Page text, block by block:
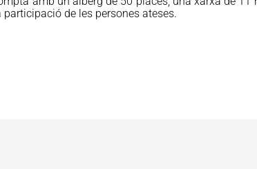
de les persones ateses.